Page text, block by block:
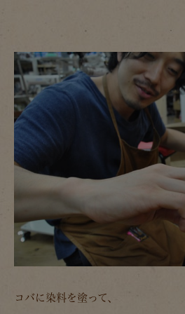
コバに染料を塗って、